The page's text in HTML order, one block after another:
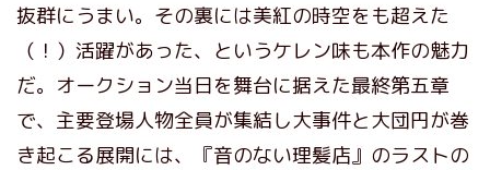
抜群にうまい。その裏には美紅の時空をも超えた
（！）活躍があった、というケレン味も本作の魅力
だ。オークション当日を舞台に据えた最終第五章
で、主要登場人物全員が集結し大事件と大団円が巻
き起こる展開には、『音のない理髪店』のラストの